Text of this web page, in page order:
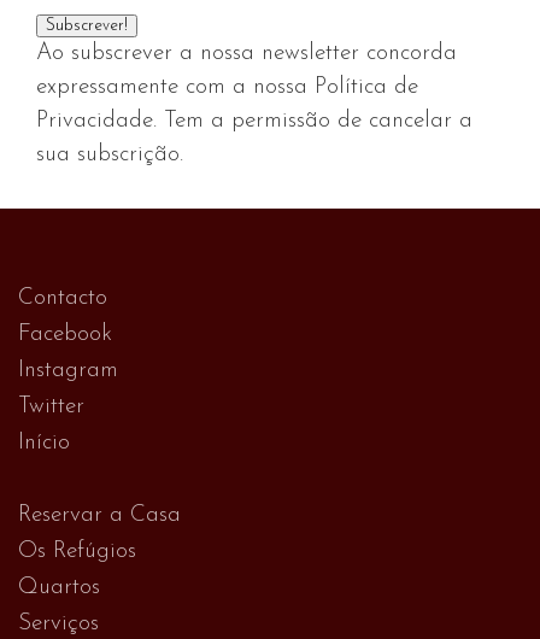
Ao subscrever a nossa newsletter concorda
expressamente com a nossa Política de
Privacidade. Tem a permissão de cancelar a
sua subscrição.
Contacto
Facebook
Instagram
Twitter
Início
Reservar a Casa
Os Refúgios
Quartos
Serviços